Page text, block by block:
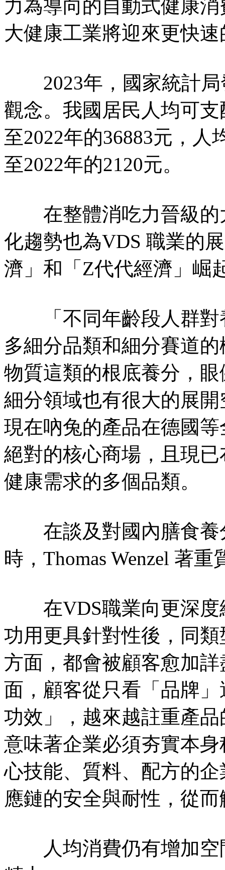
力為導向的自動式健康
大健康工業將迎來更快
2023年，國家統計局
觀念。我國居民人均可
至2022年的36883元，人
至2022年的2120元。
在整體消吃力晉級的
化趨勢也為VDS 職業的
濟」和「Z代代經濟」崛
「不同年齡段人群對
多細分品類和細分賽道
物質這類的根底養分，
細分領域也有很大的展開
現在吶兔的產品在德國
絕對的核心商場，且現
健康需求的多個品類。
在談及對國內膳食養
時，Thomas Wenzel 著
在VDS職業向更深度
功用更具針對性後，同
方面，都會被顧客愈加
面，顧客從只看「品牌
功效」，越來越註重產
意味著企業必須夯實本
心技能、質料、配方的
應鏈的安全與耐性，從
人均消費仍有增加空